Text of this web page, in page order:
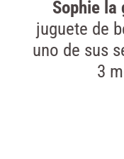
Sophie
juguete de
uno de sus
3